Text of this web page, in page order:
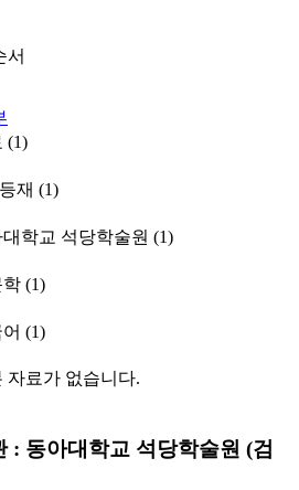
서
(1)
재 (1)
학교 석당학술원 (1)
학 (1)
(1)
자료가 없습니다.
: 동아대학교 석당학술원 (검